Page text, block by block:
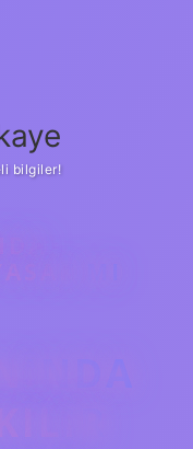
bilgiler!
MI